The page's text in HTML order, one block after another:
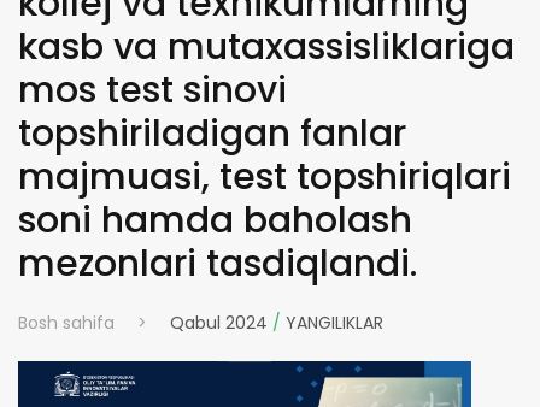
kasb va mutaxassisliklariga
mos test sinovi
topshiriladigan fanlar
majmuasi, test topshiriqlari
soni hamda baholash
mezonlari tasdiqlandi.
Bosh sahifa > Qabul 2024 / YANGILIKLAR